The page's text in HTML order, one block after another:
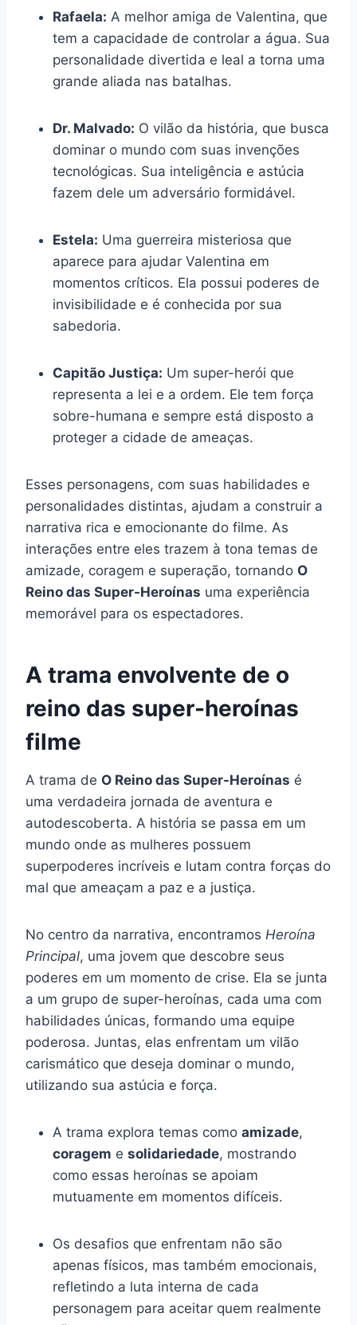
Rafaela: A melhor amiga de Valentina, que
tem a capacidade de controlar a água. Sua
personalidade divertida e leal a torna uma
grande aliada nas batalhas.
Dr. Malvado: O vilão da história, que busca
dominar o mundo com suas invenções
tecnológicas. Sua inteligência e astúcia
fazem dele um adversário formidável.
Estela: Uma guerreira misteriosa que
aparece para ajudar Valentina em
momentos críticos. Ela possui poderes de
invisibilidade e é conhecida por sua
sabedoria.
Capitão Justiça: Um super-herói que
representa a lei e a ordem. Ele tem força
sobre-humana e sempre está disposto a
proteger a cidade de ameaças.
Esses personagens, com suas habilidades e
personalidades distintas, ajudam a construir a
narrativa rica e emocionante do filme. As
interações entre eles trazem à tona temas de
amizade, coragem e superação, tornando O
Reino das Super-Heroínas uma experiência
memorável para os espectadores.
A trama envolvente de o
reino das super-heroínas
filme
A trama de O Reino das Super-Heroínas é
uma verdadeira jornada de aventura e
autodescoberta. A história se passa em um
mundo onde as mulheres possuem
superpoderes incríveis e lutam contra forças do
mal que ameaçam a paz e a justiça.
No centro da narrativa, encontramos Heroína
Principal, uma jovem que descobre seus
poderes em um momento de crise. Ela se junta
a um grupo de super-heroínas, cada uma com
habilidades únicas, formando uma equipe
poderosa. Juntas, elas enfrentam um vilão
carismático que deseja dominar o mundo,
utilizando sua astúcia e força.
A trama explora temas como amizade,
coragem e solidariedade, mostrando
como essas heroínas se apoiam
mutuamente em momentos difíceis.
Os desafios que enfrentam não são
apenas físicos, mas também emocionais,
refletindo a luta interna de cada
personagem para aceitar quem realmente